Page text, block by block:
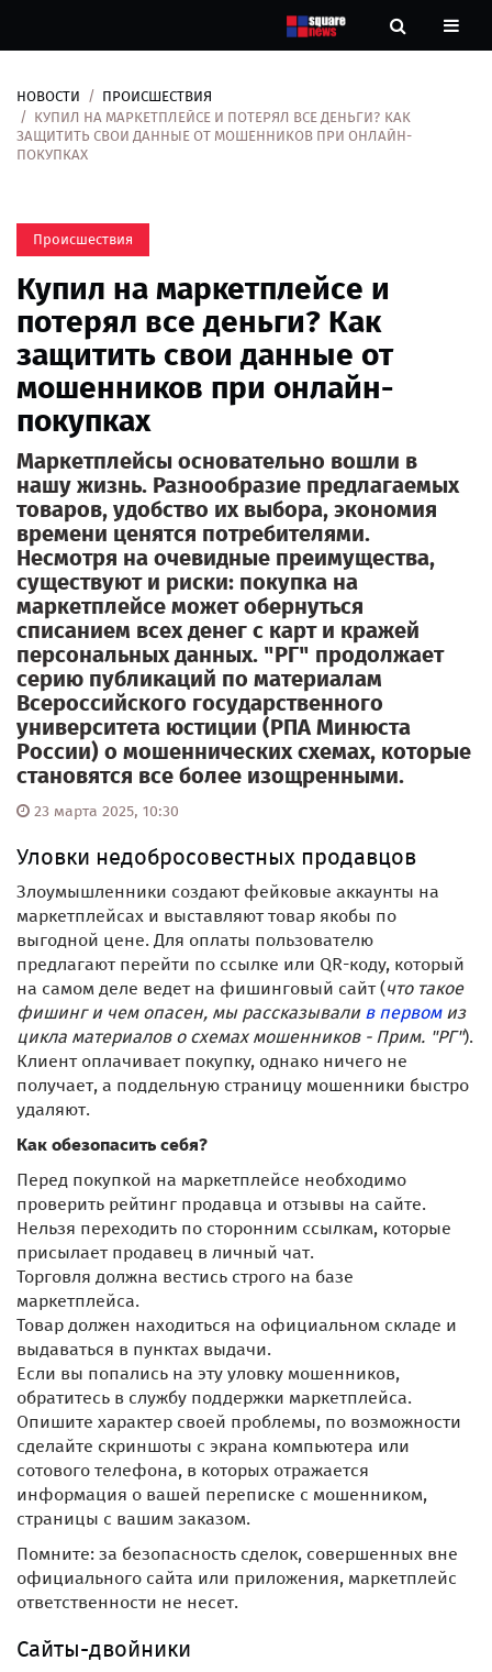
Новости
Контакты
О
нас
НОВОСТИ
ПРОИСШЕСТВИЯ
КУПИЛ НА МАРКЕТПЛЕЙСЕ И ПОТЕРЯЛ ВСЕ ДЕНЬГИ? КАК
ЗАЩИТИТЬ СВОИ ДАННЫЕ ОТ МОШЕННИКОВ ПРИ ОНЛАЙН-
ПОКУПКАХ
Происшествия
Купил на маркетплейсе и
потерял все деньги? Как
защитить свои данные от
мошенников при онлайн-
покупках
Маркетплейсы основательно вошли в
нашу жизнь. Разнообразие предлагаемых
товаров, удобство их выбора, экономия
времени ценятся потребителями.
Несмотря на очевидные преимущества,
существуют и риски: покупка на
маркетплейсе может обернуться
списанием всех денег с карт и кражей
персональных данных. "РГ" продолжает
серию публикаций по материалам
Всероссийского государственного
университета юстиции (РПА Минюста
России) о мошеннических схемах, которые
становятся все более изощренными.
23 марта 2025, 10:30
Уловки недобросовестных продавцов
Злоумышленники создают фейковые аккаунты на
маркетплейсах и выставляют товар якобы по
выгодной цене. Для оплаты пользователю
предлагают перейти по ссылке или QR-коду, который
на самом деле ведет на фишинговый сайт (что такое
фишинг и чем опасен, мы рассказывали в первомиз
цикла материалов о схемах мошенников - Прим. "РГ").
Клиент оплачивает покупку, однако ничего не
получает, а поддельную страницу мошенники быстро
удаляют.
Как обезопасить себя?
Перед покупкой на маркетплейсе необходимо
проверить рейтинг продавца и отзывы на сайте.
Нельзя переходить по сторонним ссылкам, которые
присылает продавец в личный чат.
Торговля должна вестись строго на базе
маркетплейса.
Товар должен находиться на официальном складе и
выдаваться в пунктах выдачи.
Если вы попались на эту уловку мошенников,
обратитесь в службу поддержки маркетплейса.
Опишите характер своей проблемы, по возможности
сделайте скриншоты с экрана компьютера или
сотового телефона, в которых отражается
информация о вашей переписке с мошенником,
страницы с вашим заказом.
Помните: за безопасность сделок, совершенных вне
официального сайта или приложения, маркетплейс
ответственности не несет.
Сайты-двойники